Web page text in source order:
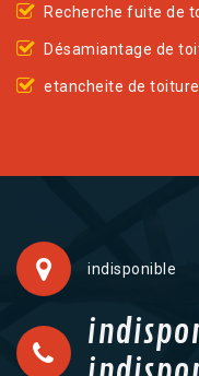
Recherche fuite de
Désamiantage de
etancheite de
indisponible